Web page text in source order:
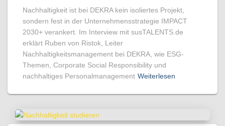
Nachhaltigkeit ist bei DEKRA kein isoliertes Projekt,
sondern fest in der Unternehmensstrategie IMPACT
2030+ verankert. Im Interview mit susTALENTS.de
erklärt Ruben von Ristok, Leiter
Nachhaltigkeitsmanagement bei DEKRA, wie ESG-
Themen, Corporate Social Responsibility und
nachhaltiges Personalmanagement Weiterlesen